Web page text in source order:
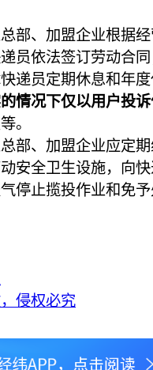
、加盟企业根据经
员依法签订劳动合
递员定期休息和年
情况下仅以用户投
。
、加盟企业应定期
安全卫生设施，向
停止揽投作业和免
侵权必究